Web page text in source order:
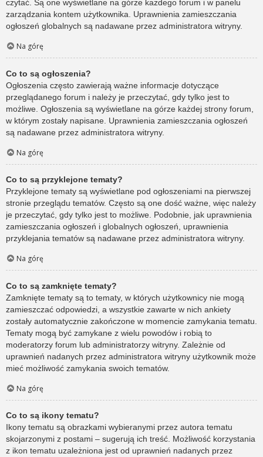
czytać. Są one wyświetlane na górze każdego forum i w panelu
zarządzania kontem użytkownika. Uprawnienia zamieszczania
ogłoszeń globalnych są nadawane przez administratora witryny.
Na górę
Co to są ogłoszenia?
Ogłoszenia często zawierają ważne informacje dotyczące
przeglądanego forum i należy je przeczytać, gdy tylko jest to
możliwe. Ogłoszenia są wyświetlane na górze każdej strony forum,
w którym zostały napisane. Uprawnienia zamieszczania ogłoszeń
są nadawane przez administratora witryny.
Na górę
Co to są przyklejone tematy?
Przyklejone tematy są wyświetlane pod ogłoszeniami na pierwszej
stronie przeglądu tematów. Często są one dość ważne, więc należy
je przeczytać, gdy tylko jest to możliwe. Podobnie, jak uprawnienia
zamieszczania ogłoszeń i globalnych ogłoszeń, uprawnienia
przyklejania tematów są nadawane przez administratora witryny.
Na górę
Co to są zamknięte tematy?
Zamknięte tematy są to tematy, w których użytkownicy nie mogą
zamieszczać odpowiedzi, a wszystkie zawarte w nich ankiety
zostały automatycznie zakończone w momencie zamykania tematu.
Tematy mogą być zamykane z wielu powodów i robią to
moderatorzy forum lub administratorzy witryny. Zależnie od
uprawnień nadanych przez administratora witryny użytkownik może
mieć możliwość zamykania swoich tematów.
Na górę
Co to są ikony tematu?
Ikony tematu są obrazkami wybieranymi przez autora tematu
skojarzonymi z postami – sugerują ich treść. Możliwość korzystania
z ikon tematu uzależniona jest od uprawnień nadanych przez